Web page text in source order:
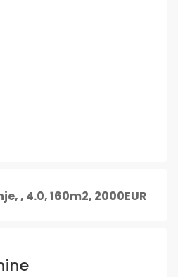
, 4.0, 160m2, 2000EUR